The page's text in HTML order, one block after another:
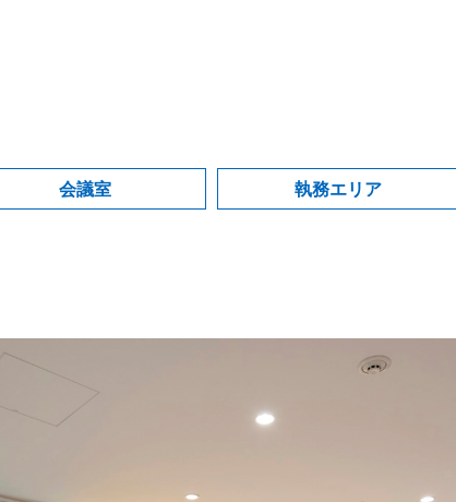
会議室 執務エリア